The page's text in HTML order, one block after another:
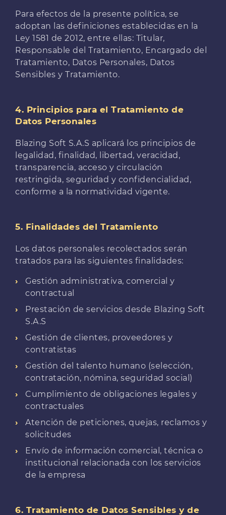
Para efectos de la presente política, se
adoptan las definiciones establecidas en la
Ley 1581 de 2012, entre ellas: Titular,
Responsable del Tratamiento, Encargado del
Tratamiento, Datos Personales, Datos
Sensibles y Tratamiento.
4. Principios para el Tratamiento de
Datos Personales
Blazing Soft S.A.S aplicará los principios de
legalidad, finalidad, libertad, veracidad,
transparencia, acceso y circulación
restringida, seguridad y confidencialidad,
conforme a la normatividad vigente.
5. Finalidades del Tratamiento
Los datos personales recolectados serán
tratados para las siguientes finalidades:
Gestión administrativa, comercial y
contractual
Prestación de servicios desde Blazing Soft
S.A.S
Gestión de clientes, proveedores y
contratistas
Gestión del talento humano (selección,
contratación, nómina, seguridad social)
Cumplimiento de obligaciones legales y
contractuales
Atención de peticiones, quejas, reclamos y
solicitudes
Envío de información comercial, técnica o
institucional relacionada con los servicios
de la empresa
6. Tratamiento de Datos Sensibles y de